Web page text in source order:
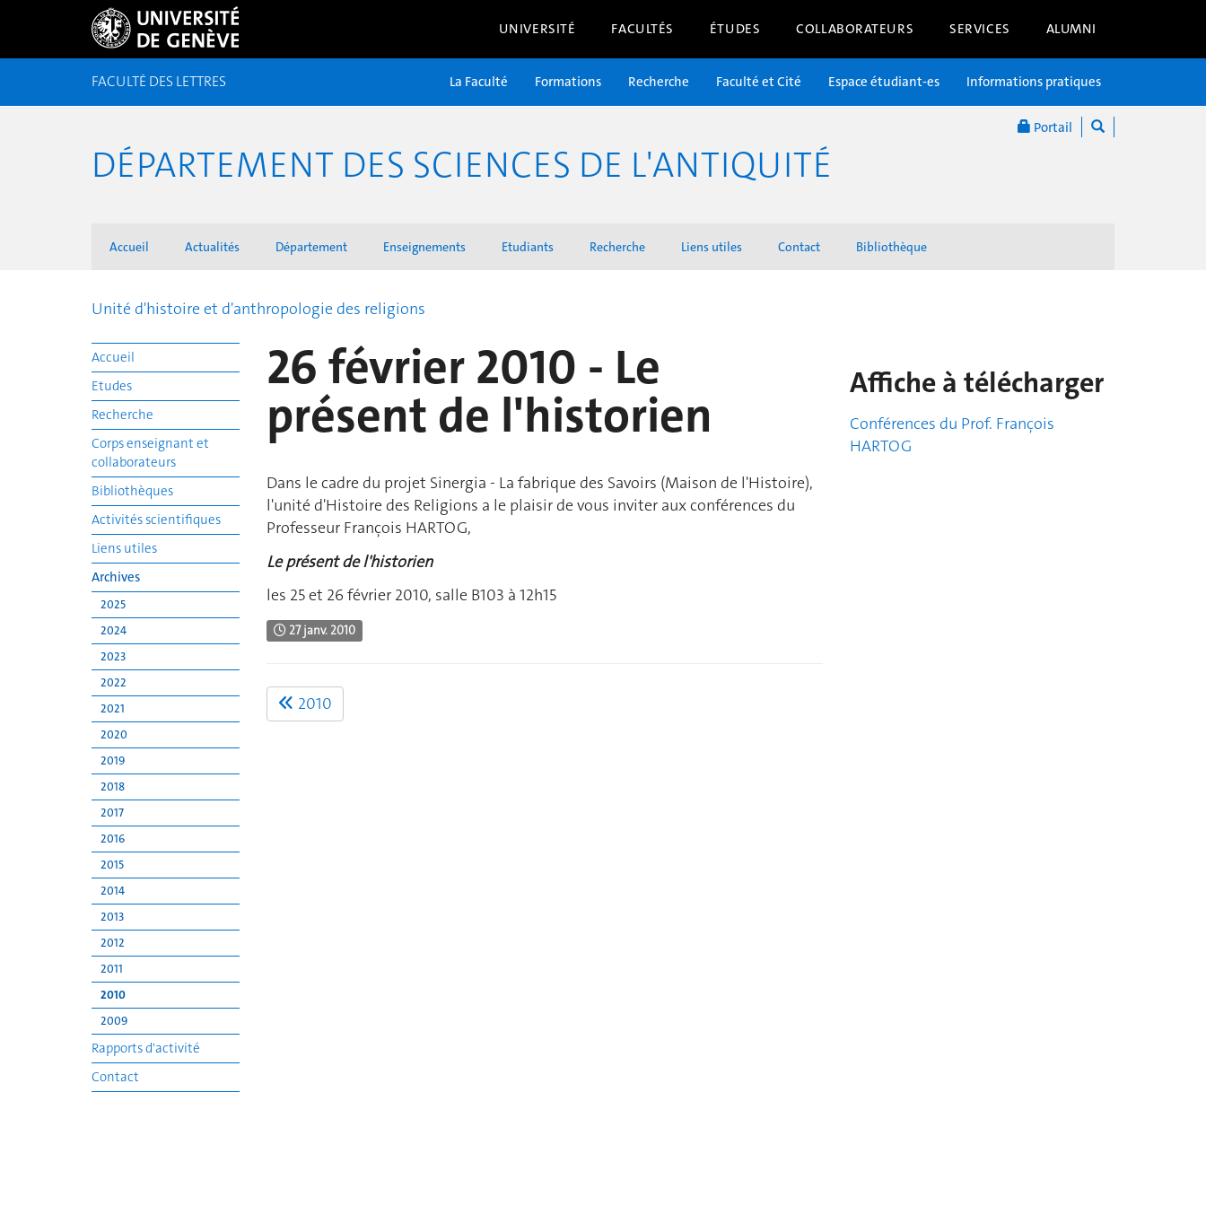
UNIVERSITÉ FACULTÉS ÉTUDES COLLABORATEURS SERVICES ALUMNI
Portail
FACULTÉ DES LETTRES La Faculté Formations Recherche Faculté et Cité Espace étudiant-es Informations pratiques
DÉPARTEMENT DES SCIENCES DE L'ANTIQUITÉ
Accueil Actualités Département Enseignements Etudiants Recherche Liens utiles Contact Bibliothèque
Unité d'histoire et d'anthropologie des religions
Accueil
Etudes
Recherche
Corps enseignant et
collaborateurs
Bibliothèques
Activités scientifiques
Liens utiles
Archives
2025
2024
2023
2022
2021
2020
2019
2018
2017
2016
2015
2014
2013
2012
2011
2010
2009
Rapports d'activité
Contact
26 février 2010 - Le
présent de l'historien
Dans le cadre du projet Sinergia - La fabrique des Savoirs (Maison de l'Histoire),
l'unité d'Histoire des Religions a le plaisir de vous inviter aux conférences du
Professeur François HARTOG,
Le présent de l'historien
les 25 et 26 février 2010, salle B103 à 12h15
27 janv. 2010
2010
Affiche à télécharger
Conférences du Prof. François
HARTOG